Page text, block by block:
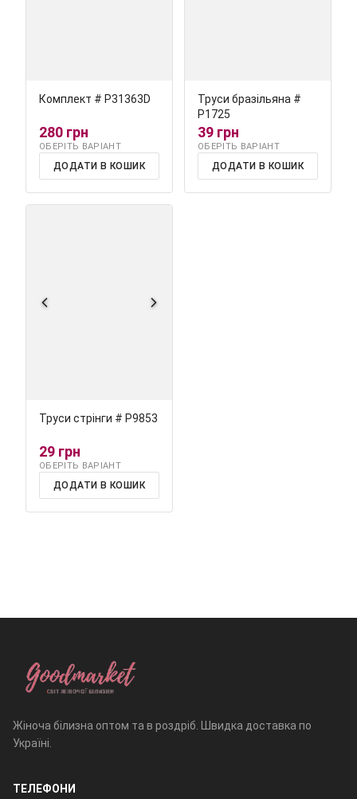
Комплект # Р31363D
280 грн
ОБЕРІТЬ ВАРІАНТ
ДОДАТИ В КОШИК
Труси бразільяна #
Р1725
39 грн
ОБЕРІТЬ ВАРІАНТ
ДОДАТИ В КОШИК
Труси стрінги # Р9853
29 грн
ОБЕРІТЬ ВАРІАНТ
ДОДАТИ В КОШИК
Жіноча білизна оптом та в роздріб. Швидка доставка по
Україні.
ТЕЛЕФОНИ